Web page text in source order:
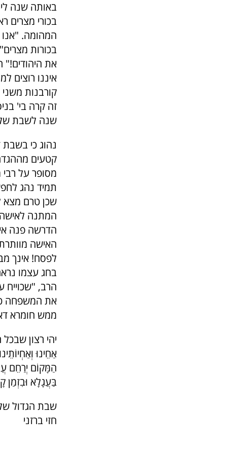
בכורי מצרים
המהומה. "אנו
בכורות
את היהודים!"
איננו רוצים
קורבנות
זה קרה בי'
שנה לשבת
נהוג כי
קטעים
מסופר על
תמיד נהג
שכן טרם מצא
המתנה
הדרשה פנה
האישה
לפסח! אינך
בחג עצמו
הרב,
את המשפחה
ממש חומרא
יהי רצון
אַחֵינוּ
הַמָּקוֹם יְרַחֵם
בַּעֲגָלָא וּבִזְמַן
שבת הגדול
חזי ברזני